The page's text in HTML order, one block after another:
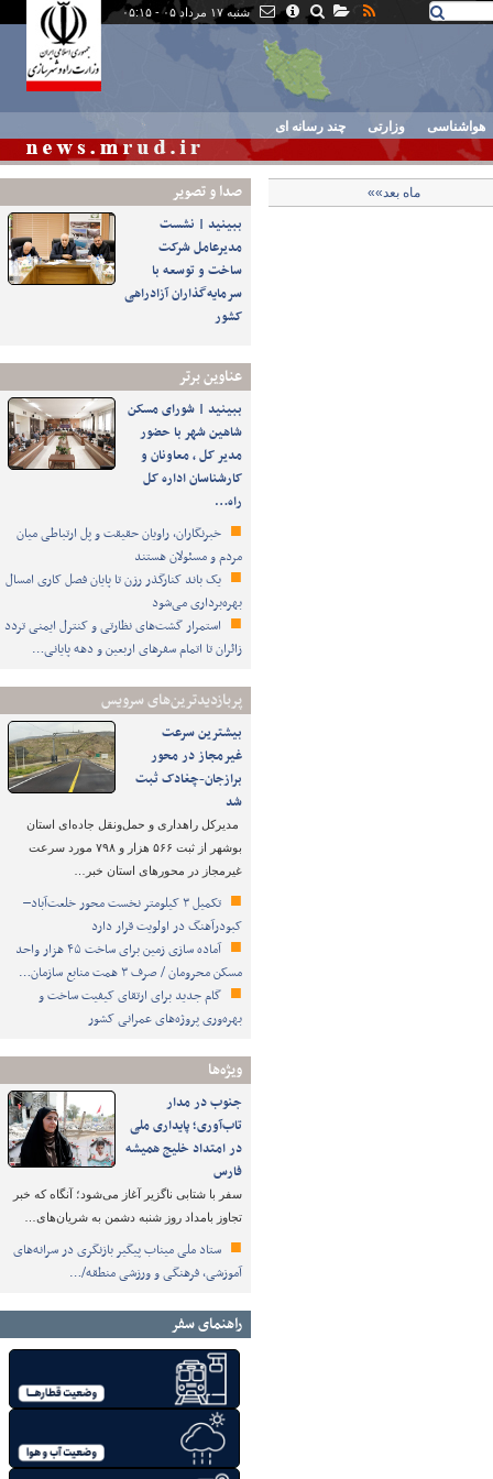
شنبه ۱۷ مرداد ۰۵ - ۰۵:۱۵
هواشناسی وزارتی چند رسانه ای
صدا و تصوير
ببینید | نشست
مدیرعامل شرکت
ساخت و توسعه با
سرمایه‌گذاران آزادراهی
کشور
عناوین برتر
ببینید | شورای مسکن
شاهین شهر با حضور
مدیر کل ، معاونان و
کارشناسان اداره کل
راه…
خبرنگاران، راویان حقیقت و پل ارتباطی میان
مردم و مسئولان هستند
یک باند کنارگذر رزن تا پایان فصل کاری امسال
بهره‌برداری می‌شود
استمرار گشت‌های نظارتی و کنترل ایمنی تردد
زائران تا اتمام سفرهای اربعین و دهه پایانی…
پربازدیدترین‌های سرویس
بیشترین سرعت
غیرمجاز در محور
برازجان-چغادک ثبت
شد
مدیرکل راهداری و حمل‌ونقل جاده‌ای استان
بوشهر از ثبت ۵۶۶ هزار و ۷۹۸ مورد سرعت
غیرمجاز در محورهای استان خبر…
تکمیل ۳ کیلومتر نخست محور خلعت‌آباد–
کبودرآهنگ در اولویت قرار دارد
آماده سازی زمین برای ساخت ۴۵ هزار واحد
مسکن محرومان / صرف ۳ همت منابع سازمان…
گام جدید برای ارتقای کیفیت ساخت و
بهره‌وری پروژه‌های عمرانی کشور
ویژه‌ها
جنوب در مدار
تاب‌آوری؛ پایداری ملی
در امتداد خلیج همیشه
فارس
سفر با شتابی ناگزیر آغاز می‌شود؛ آنگاه که خبر
تجاوز بامداد روز شنبه دشمن به شریان‌های…
ستاد ملی میناب پیگیر بازنگری در سرانه‌های
آموزشی، فرهنگی و ورزشی منطقه/…
راهنمای سفر
ماه بعد»»